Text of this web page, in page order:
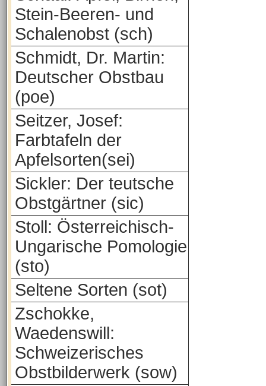
Stein-Beeren- und
Schalenobst (sch)
Schmidt, Dr. Martin:
Deutscher Obstbau
(poe)
Seitzer, Josef:
Farbtafeln der
Apfelsorten(sei)
Sickler: Der teutsche
Obstgärtner (sic)
Stoll: Österreichisch-
Ungarische Pomologie
(sto)
Seltene Sorten (sot)
Zschokke,
Waedenswill:
Schweizerisches
Obstbilderwerk (sow)